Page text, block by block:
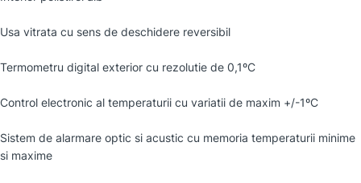
Usa vitrata cu sens de deschidere reversibil
Termometru digital exterior cu rezolutie de 0,1ºC
Control electronic al temperaturii cu variatii de maxim +/-1ºC
Sistem de alarmare optic si acustic cu memoria temperaturii minime
si maxime